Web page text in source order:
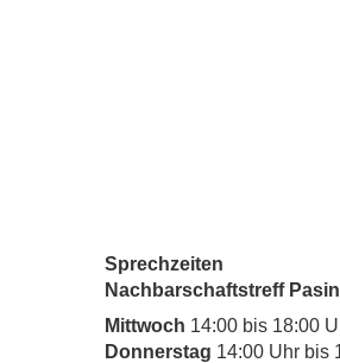
Sprechzeiten
Nachbarschaftstreff
Mittwoch 14:00 bis 18:00
Donnerstag 14:00 Uhr bis